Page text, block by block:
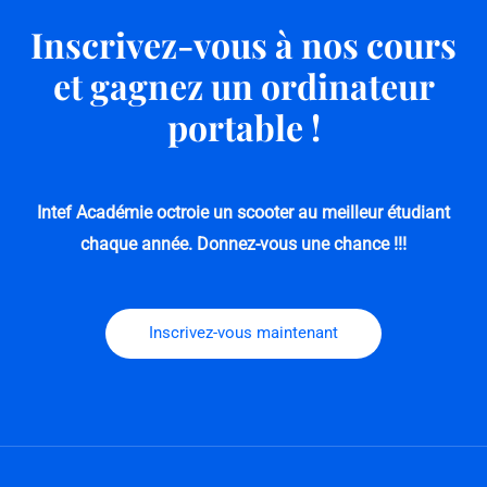
Inscrivez-vous à nos cours
et gagnez un ordinateur
portable !
Intef Académie octroie un scooter au meilleur étudiant
chaque année. Donnez-vous une chance !!!
Inscrivez-vous maintenant